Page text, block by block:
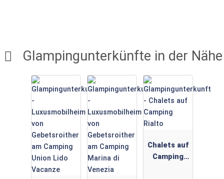
Glampingunterkünfte in der Nähe
Chalets auf
Camping